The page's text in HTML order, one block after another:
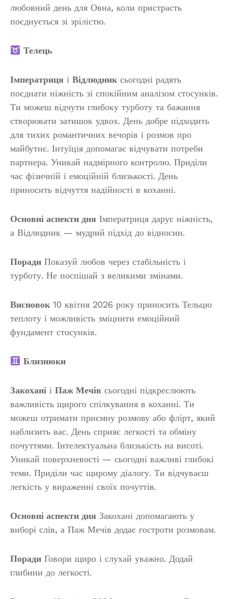
любовний день для Овна, коли пристрасть
поєднується зі зрілістю.
Телець
Імператриця і Відлюдник сьогодні радять
поєднати ніжність зі спокійним аналізом стосунків.
Ти можеш відчути глибоку турботу та бажання
створювати затишок удвох. День добре підходить
для тихих романтичних вечорів і розмов про
майбутнє. Інтуїція допомагає відчувати потреби
партнера. Уникай надмірного контролю. Приділи
час фізичній і емоційній близькості. День
приносить відчуття надійності в коханні.
Основні аспекти дня Імператриця дарує ніжність,
а Відлюдник — мудрий підхід до відносин.
Поради Показуй любов через стабільність і
турботу. Не поспішай з великими змінами.
Висновок 10 квітня 2026 року приносить Тельцю
теплоту і можливість зміцнити емоційний
фундамент стосунків.
Близнюки
Закохані і Паж Мечів сьогодні підкреслюють
важливість щирого спілкування в коханні. Ти
можеш отримати приємну розмову або флірт, який
наблизить вас. День сприяє легкості та обміну
почуттями. Інтелектуальна близькість на висоті.
Уникай поверхневості — сьогодні важливі глибокі
теми. Приділи час щирому діалогу. Ти відчуваєш
легкість у вираженні своїх почуттів.
Основні аспекти дня Закохані допомагають у
виборі слів, а Паж Мечів додає гостроти розмовам.
Поради Говори щиро і слухай уважно. Додай
глибини до легкості.